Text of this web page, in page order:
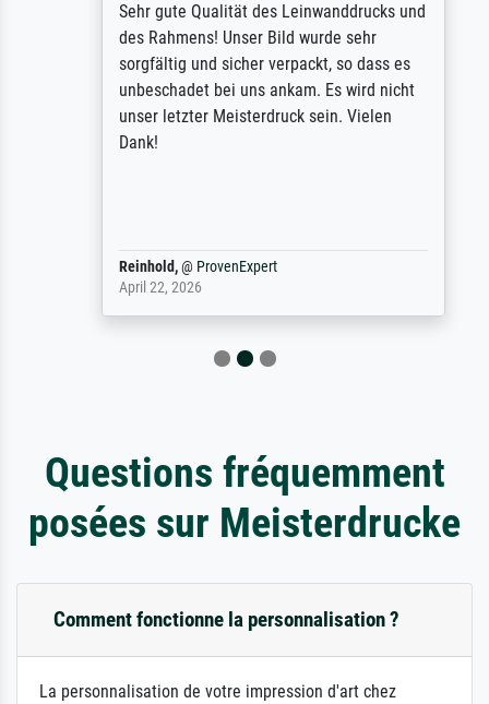
Sehr gute Qualität des Leinwanddrucks und
des Rahmens! Unser Bild wurde sehr
sorgfältig und sicher verpackt, so dass es
unbeschadet bei uns ankam. Es wird nicht
unser letzter Meisterdruck sein. Vielen
Dank!
Reinhold,@ProvenExpert
April 22, 2026
Questions fréquemment
posées sur Meisterdrucke
Comment fonctionne la personnalisation ?
La personnalisation de votre impression d'art chez